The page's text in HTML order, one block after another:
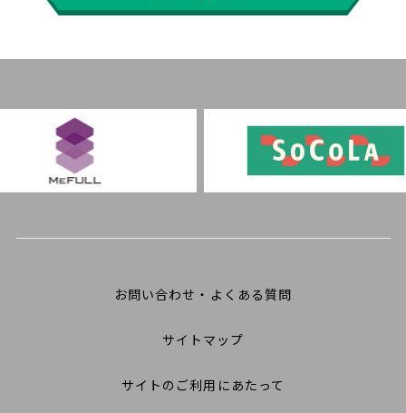
お問い合わせ・よくある質問
サイトマップ
サイトのご利用にあたって